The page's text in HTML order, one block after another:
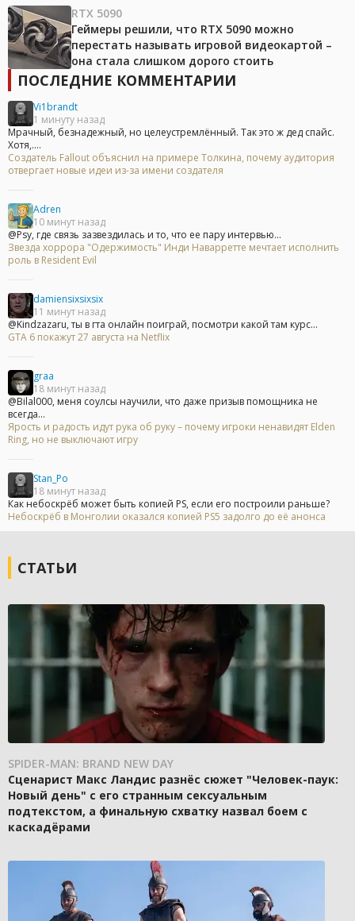
RTX 5090
Геймеры решили, что RTX 5090 можно
перестать называть игровой видеокартой –
она стала слишком дорого стоить
ПОСЛЕДНИЕ КОММЕНТАРИИ
Vi1brandt
1 минуту назад
Мрачный, безнадежный, но целеустремлённый. Так это ж дед спайс.
Хотя,....
Создатель Fallout объяснил на примере Толкина, почему аудитория
отвергает новые идеи из-за имени создателя
Adren
10 минут назад
@Psy, где связь зазвездилась и то, что ее пару интервью...
Звезда хоррора "Одержимость" Инди Наварретте мечтает исполнить
роль в Resident Evil
damiensixsixsix
11 минут назад
@Kindzazaru, ты в гта онлайн поиграй, посмотри какой там курс...
GTA 6 покажут 27 августа на Netflix
graa
18 минут назад
@Bilal000, меня соулсы научили, что даже призыв помощника не
всегда...
Ярость и радость идут рука об руку – почему игроки ненавидят Elden
Ring, но не выключают игру
Stan_Po
18 минут назад
Как небоскрёб может быть копией PS, если его построили раньше?
Небоскрёб в Монголии оказался копией PS5 задолго до её анонса
СТАТЬИ
SPIDER-MAN: BRAND NEW DAY
Сценарист Макс Ландис разнёс сюжет "Человек-паук:
Новый день" с его странным сексуальным
подтекстом, а финальную схватку назвал боем с
каскадёрами